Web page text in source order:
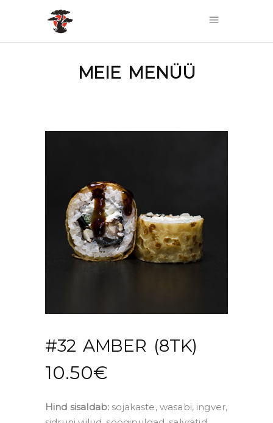
MEIE MENÜÜ
#32 AMBER (8TK)
10.50€
Hind sisaldab: sojakaste, wasabi, ingver,